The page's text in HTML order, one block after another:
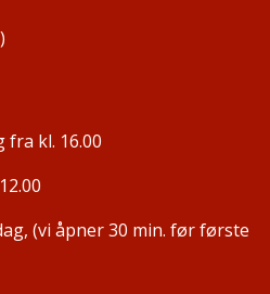
fra kl. 16.00
(vi åpner 30 min. før første